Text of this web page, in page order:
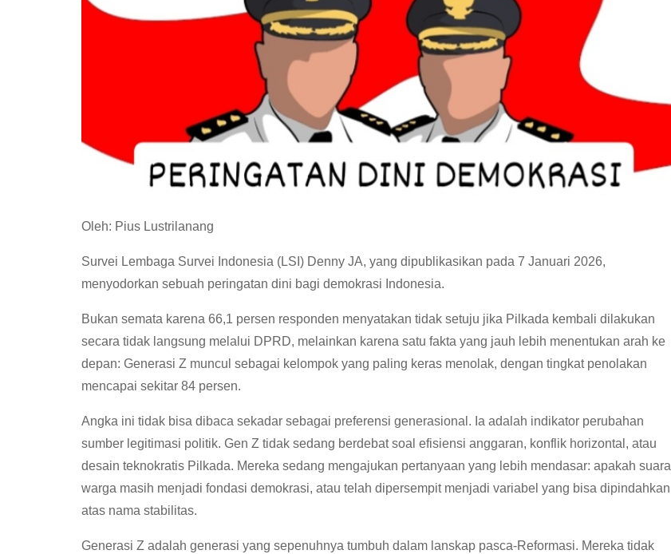
Oleh: Pius Lustrilanang
Survei Lembaga Survei Indonesia (LSI) Denny JA, yang dipublikasikan pada 7 Januari 2026,
menyodorkan sebuah peringatan dini bagi demokrasi Indonesia.
Bukan semata karena 66,1 persen responden menyatakan tidak setuju jika Pilkada kembali dilakukan
secara tidak langsung melalui DPRD, melainkan karena satu fakta yang jauh lebih menentukan arah ke
depan: Generasi Z muncul sebagai kelompok yang paling keras menolak, dengan tingkat penolakan
mencapai sekitar 84 persen.
Angka ini tidak bisa dibaca sekadar sebagai preferensi generasional. Ia adalah indikator perubahan
sumber legitimasi politik. Gen Z tidak sedang berdebat soal efisiensi anggaran, konflik horizontal, atau
desain teknokratis Pilkada. Mereka sedang mengajukan pertanyaan yang lebih mendasar: apakah suara
warga masih menjadi fondasi demokrasi, atau telah dipersempit menjadi variabel yang bisa dipindahkan
atas nama stabilitas.
Generasi Z adalah generasi yang sepenuhnya tumbuh dalam lanskap pasca-Reformasi. Mereka tidak